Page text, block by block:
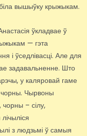
вышыўку крыжыкам.
ўкладвае ў
— гэта
і ўседлівасці. Але для
задавальненне. Што
у каляровай гаме
Чырвоны
чорны – сілу,
з людзьмі ў самыя